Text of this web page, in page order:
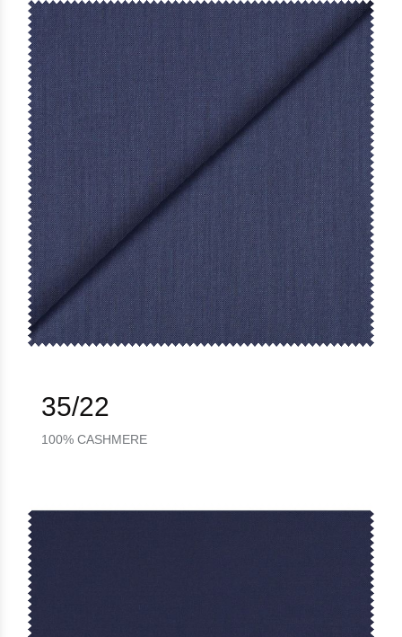
35/22
100% CASHMERE